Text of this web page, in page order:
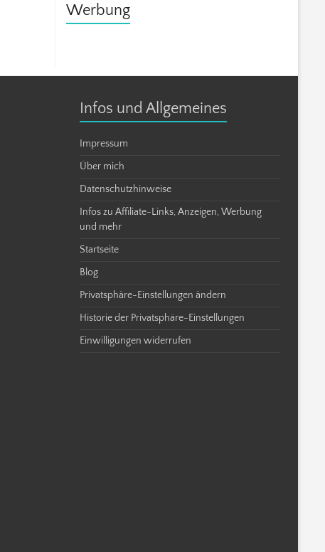
Werbung
Infos und Allgemeines
Impressum
Über mich
Datenschutzhinweise
Infos zu Affiliate-Links, Anzeigen, Werbung
und mehr
Startseite
Blog
Privatsphäre-Einstellungen ändern
Historie der Privatsphäre-Einstellungen
Einwilligungen widerrufen